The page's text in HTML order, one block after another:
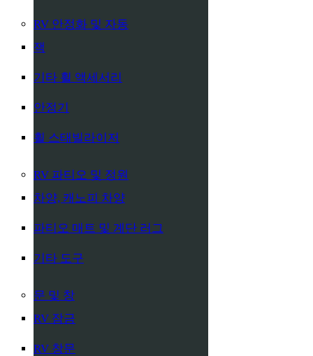
RV 안정화 및 자동
잭
기타 휠 액세서리
안정기
휠 스태빌라이저
RV 파티오 및 정원
차양, 캐노피 차양
파티오 매트 및 계단 러그
기타 도구
문 및 창
RV 잠금
RV 창문